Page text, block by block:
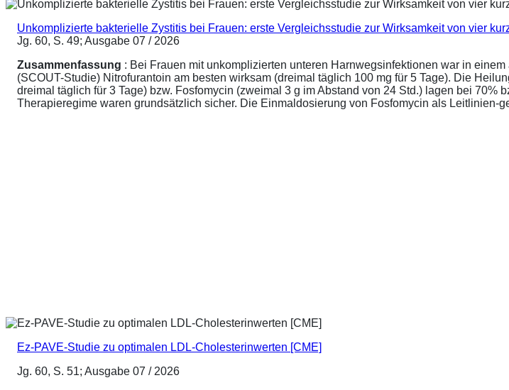
Unkomplizierte bakterielle Zystitis bei Frauen: erste Vergleichsstudie zur Wirksamkeit von vier
Jg. 60, S. 49; Ausgabe 07 / 2026
Zusammenfassung : Bei Frauen mit unkomplizierten unteren Harnwegsinfektionen war in
(SCOUT-Studie) Nitrofurantoin am besten wirksam (dreimal täglich 100 mg für 5 Tage). Die
dreimal täglich für 3 Tage) bzw. Fosfomycin (zweimal 3 g im Abstand von 24 Std.) lagen bei
Therapieregime waren grundsätzlich sicher. Die Einmaldosierung von Fosfomycin als Leitlinien-
Ez-PAVE-Studie zu optimalen LDL-Cholesterinwerten [CME]
Jg. 60, S. 51; Ausgabe 07 / 2026